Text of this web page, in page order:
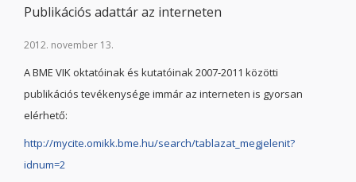
Publikációs adattár az interneten
2012. november 13.
A BME VIK oktatóinak és kutatóinak 2007-2011 közötti
publikációs tevékenysége immár az interneten is gyorsan
elérhető:
http://mycite.omikk.bme.hu/search/tablazat_megjelenit?
idnum=2